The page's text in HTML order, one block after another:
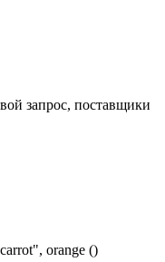
запрос, поставщики
orange ()